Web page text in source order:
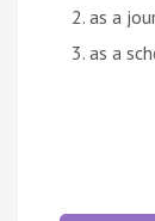
as a
as a